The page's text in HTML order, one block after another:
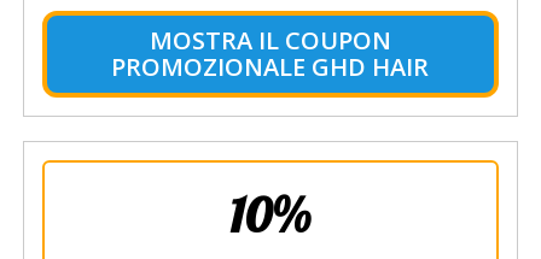
MOSTRA IL COUPON
PROMOZIONALE GHD HAIR
10%